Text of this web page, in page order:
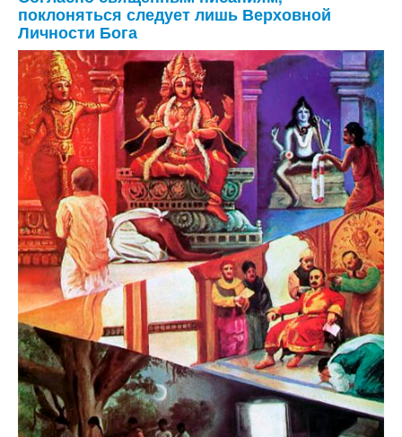
поклоняться следует лишь Верховной
Личности Бога